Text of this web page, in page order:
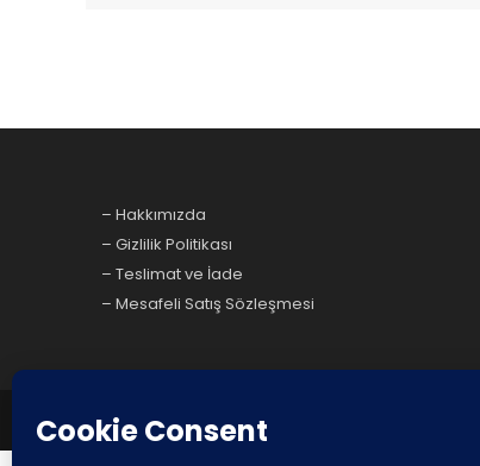
– Hakkımızda
– Gizlilik Politikası
– Teslimat ve İade
– Mesafeli Satış Sözleşmesi
TURKSERVIS| Theme: Easy Store by